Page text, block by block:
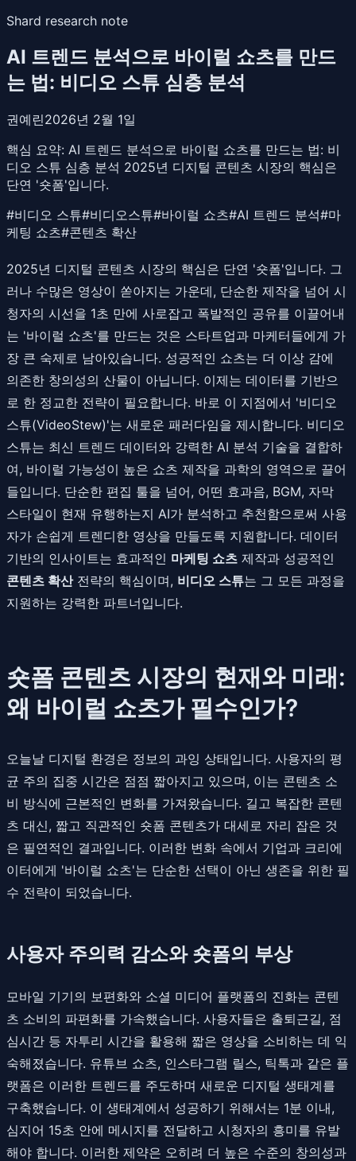
Shard research note
AI 트렌드 분석으로 바이럴 쇼츠를 만드
는 법: 비디오 스튜 심층 분석
권예린2026년 2월 1일
핵심 요약: AI 트렌드 분석으로 바이럴 쇼츠를 만드는 법: 비
디오 스튜 심층 분석 2025년 디지털 콘텐츠 시장의 핵심은
단연 '숏폼'입니다.
#비디오 스튜#비디오스튜#바이럴 쇼츠#AI 트렌드 분석#마
케팅 쇼츠#콘텐츠 확산
2025년 디지털 콘텐츠 시장의 핵심은 단연 '숏폼'입니다. 그
러나 수많은 영상이 쏟아지는 가운데, 단순한 제작을 넘어 시
청자의 시선을 1초 만에 사로잡고 폭발적인 공유를 이끌어내
는 '바이럴 쇼츠'를 만드는 것은 스타트업과 마케터들에게 가
장 큰 숙제로 남아있습니다. 성공적인 쇼츠는 더 이상 감에
의존한 창의성의 산물이 아닙니다. 이제는 데이터를 기반으
로 한 정교한 전략이 필요합니다. 바로 이 지점에서 '비디오
스튜(VideoStew)'는 새로운 패러다임을 제시합니다. 비디오
스튜는 최신 트렌드 데이터와 강력한 AI 분석 기술을 결합하
여, 바이럴 가능성이 높은 쇼츠 제작을 과학의 영역으로 끌어
들입니다. 단순한 편집 툴을 넘어, 어떤 효과음, BGM, 자막
스타일이 현재 유행하는지 AI가 분석하고 추천함으로써 사용
자가 손쉽게 트렌디한 영상을 만들도록 지원합니다. 데이터
기반의 인사이트는 효과적인 마케팅 쇼츠 제작과 성공적인
콘텐츠 확산전략의 핵심이며, 비디오 스튜는 그 모든 과정을
지원하는 강력한 파트너입니다.
숏폼 콘텐츠 시장의 현재와 미래:
왜 바이럴 쇼츠가 필수인가?
오늘날 디지털 환경은 정보의 과잉 상태입니다. 사용자의 평
균 주의 집중 시간은 점점 짧아지고 있으며, 이는 콘텐츠 소
비 방식에 근본적인 변화를 가져왔습니다. 길고 복잡한 콘텐
츠 대신, 짧고 직관적인 숏폼 콘텐츠가 대세로 자리 잡은 것
은 필연적인 결과입니다. 이러한 변화 속에서 기업과 크리에
이터에게 '바이럴 쇼츠'는 단순한 선택이 아닌 생존을 위한 필
수 전략이 되었습니다.
사용자 주의력 감소와 숏폼의 부상
모바일 기기의 보편화와 소셜 미디어 플랫폼의 진화는 콘텐
츠 소비의 파편화를 가속했습니다. 사용자들은 출퇴근길, 점
심시간 등 자투리 시간을 활용해 짧은 영상을 소비하는 데 익
숙해졌습니다. 유튜브 쇼츠, 인스타그램 릴스, 틱톡과 같은 플
랫폼은 이러한 트렌드를 주도하며 새로운 디지털 생태계를
구축했습니다. 이 생태계에서 성공하기 위해서는 1분 이내,
심지어 15초 안에 메시지를 전달하고 시청자의 흥미를 유발
해야 합니다. 이러한 제약은 오히려 더 높은 수준의 창의성과